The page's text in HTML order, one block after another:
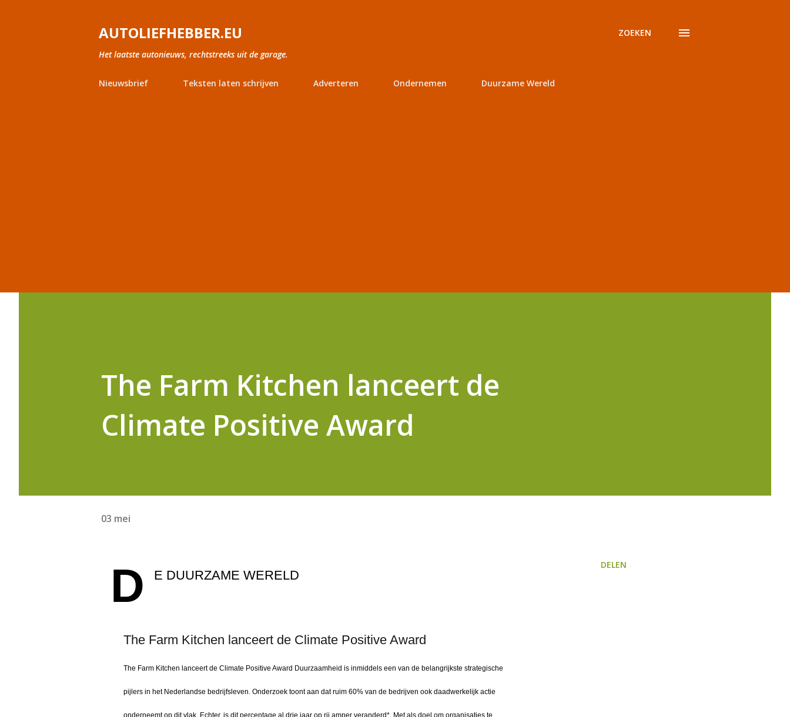
AUTOLIEFHEBBER.EU
Het laatste autonieuws, rechtstreeks uit de garage.
ZOEKEN
Nieuwsbrief Teksten laten schrijven Adverteren Ondernemen Duurzame Wereld
The Farm Kitchen lanceert de
Climate Positive Award
03 mei
D E DUURZAME WERELD
The Farm Kitchen lanceert de Climate Positive Award
The Farm Kitchen lanceert de Climate Positive Award Duurzaamheid is inmiddels een van de belangrijkste strategische
pijlers in het Nederlandse bedrijfsleven. Onderzoek toont aan dat ruim 60% van de bedrijven ook daadwerkelijk actie
onderneemt op dit vlak. Echter, is dit percentage al drie jaar op rij amper veranderd*. Met als doel om organisaties te
DELEN